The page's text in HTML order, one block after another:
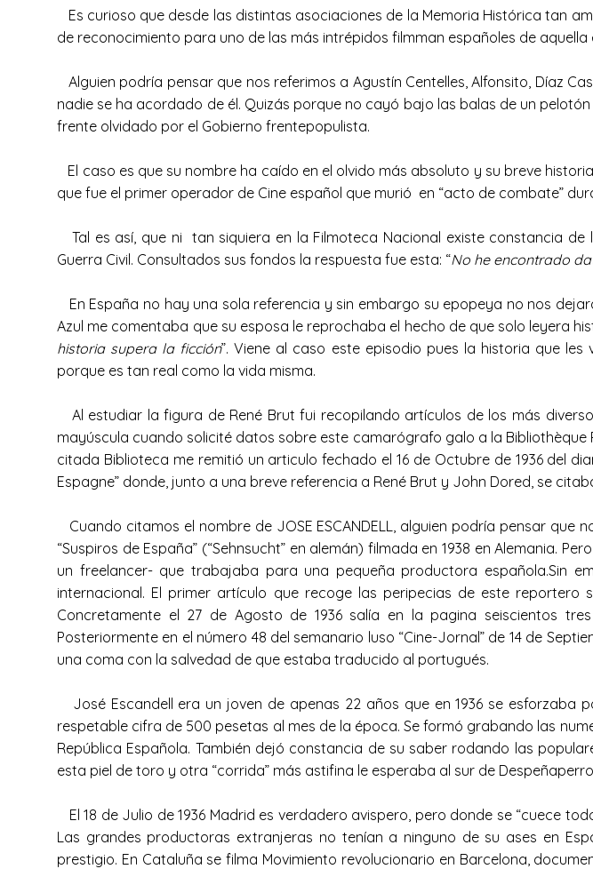
Es curioso que desde las distintas asociaciones de la Memoria Histórica tan
de reconocimiento para uno de las más intrépidos filmman españoles de aquella
Alguien podría pensar que nos referimos a Agustín Centelles, Alfonsito, Díaz
nadie se ha acordado de él. Quizás porque no cayó bajo las balas de un
frente olvidado por el Gobierno frentepopulista.
El caso es que su nombre ha caído en el olvido más absoluto y su breve
que fue el primer operador de Cine español que murió en “acto de combate”
Tal es así, que ni tan siquiera en la Filmoteca Nacional existe constancia
Guerra Civil. Consultados sus fondos la respuesta fue esta: “No he encontrado
En España no hay una sola referencia y sin embargo su epopeya no nos
Azul me comentaba que su esposa le reprochaba el hecho de que solo leyera
historia supera la ficción”. Viene al caso este episodio pues la historia que
porque es tan real como la vida misma.
Al estudiar la figura de René Brut fui recopilando artículos de los más
mayúscula cuando solicité datos sobre este camarógrafo galo a la
citada Biblioteca me remitió un articulo fechado el 16 de Octubre de 1936 del
Espagne” donde, junto a una breve referencia a René Brut y John Dored, se
Cuando citamos el nombre de JOSE ESCANDELL, alguien podría pensar
“Suspiros de España” (“Sehnsucht” en alemán) filmada en 1938 en Alemania.
un freelancer- que trabajaba para una pequeña productora española.Sin
internacional. El primer artículo que recoge las peripecias de este
Concretamente el 27 de Agosto de 1936 salía en la pagina seiscientos
Posteriormente en el número 48 del semanario luso “Cine-Jornal” de 14 de
una coma con la salvedad de que estaba traducido al portugués.
José Escandell era un joven de apenas 22 años que en 1936 se
respetable cifra de 500 pesetas al mes de la época. Se formó grabando las
República Española. También dejó constancia de su saber rodando las
esta piel de toro y otra “corrida” más astifina le esperaba al sur de
El 18 de Julio de 1936 Madrid es verdadero avispero, pero donde se “cuece
Las grandes productoras extranjeras no tenían a ninguno de su ases en
prestigio. En Cataluña se filma Movimiento revolucionario en Barcelona,